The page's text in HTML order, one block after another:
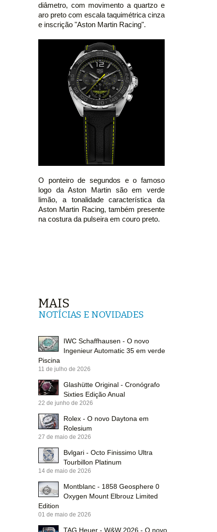
diâmetro, com movimento a quartzo e
aro preto com escala taquimétrica cinza
e inscrição "Aston Martin Racing".
O ponteiro de segundos e o famoso
logo da Aston Martin são em verde
limão, a tonalidade característica da
Aston Martin Racing, também presente
na costura da pulseira em couro preto.
MAIS
NOTÍCIAS E NOVIDADES
IWC Schaffhausen - O novo
Ingenieur Automatic 35 em verde
Piscina
11 de julho de 2026
Glashütte Original - Cronógrafo
Sixties Edição Anual
22 de junho de 2026
Rolex - O novo Daytona em
Rolesium
27 de maio de 2026
Bvlgari - Octo Finissimo Ultra
Tourbillon Platinum
14 de maio de 2026
Montblanc - 1858 Geosphere 0
Oxygen Mount Elbrouz Limited
Edition
01 de maio de 2026
TAG Heuer - W&W 2026 - O novo